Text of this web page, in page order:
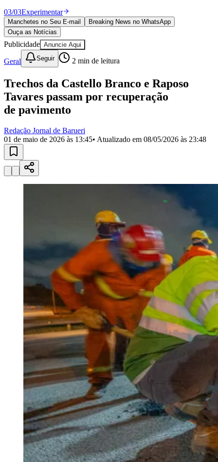
Política
Eleições
Esportes
Saúde
Segurança
Cultura
Meio Ambiente
Obras
Educação
Bairros de Barueri
Selecione sua região Para notícias da sua região
Aldeia
JubranBelval
Vista Califórnia
RegiãoCotia
MilitarItapeviJandiraJardim AudirJardim BelvalJardim
Jardim
Jardim Itaquiti
Jardim Maria Cristina Jardim Maria HelenaJardim
Jardim PaulistaJardim Reginalice
Jardim São SilvestreJardim Silveira
Jardim
Nova AldeinhaOsascoParque dos
CamargosParque ImperialParque Santa Luzia Parque Viana
Pirapora
Recanto Phrynéa
Santana de
ParnaíbaSilveira Tamboré Vale do SolVila BarrosVila Boa Vista
Vila
Vila Engenho NovoVila Márcia
Vila Nossa Sra. da
Vila Porto
Votupoca
Para Sua Empresa
Anuncie no Portal
Guia de Empresas
Divulgar VagasNovo
Publicidade Legal
Negócios Regionais
Turismo
Segurança Regional
Hospitais Estaduais
Parques & Represas
Cidades da Região
Santana de ParnaíbaOsascoCarapicuíbaJandiraItapevi Cotia
Pirapora
do Bom JesusAraçariguama CajamarCaieirasFranco da
RochaFrancisco MoratoTaboão da SerraEmbu das ArtesSão Roque
Para Sua Empresa
Anuncie Regional
03/03Experimentar
Manchetes no Seu E-mail
Breaking News no WhatsApp
Ouça as Notícias
Publicidade Anuncie Aqui
Geral Seguir 2 min de leitura
Trechos da Castello Branco e Raposo
Tavares passam por recuperação
de pavimento
Redação Jornal de Barueri
01 de maio de 2026 às 13:45• Atualizado em 08/05/2026 às 23:48